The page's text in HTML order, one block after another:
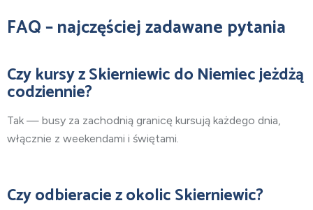
FAQ – najczęściej zadawane pytania
Czy kursy z Skierniewic do Niemiec jeżdżą
codziennie?
Tak — busy za zachodnią granicę kursują każdego dnia,
włącznie z weekendami i świętami.
Czy odbieracie z okolic Skierniewic?